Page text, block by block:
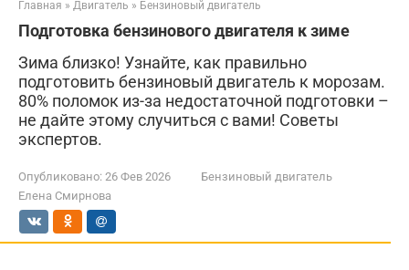
Главная » Двигатель » Бензиновый двигатель
Подготовка бензинового двигателя к зиме
Зима близко! Узнайте, как правильно
подготовить бензиновый двигатель к морозам.
80% поломок из-за недостаточной подготовки –
не дайте этому случиться с вами! Советы
экспертов.
Опубликовано: 26 Фев 2026
Бензиновый двигатель
Елена Смирнова